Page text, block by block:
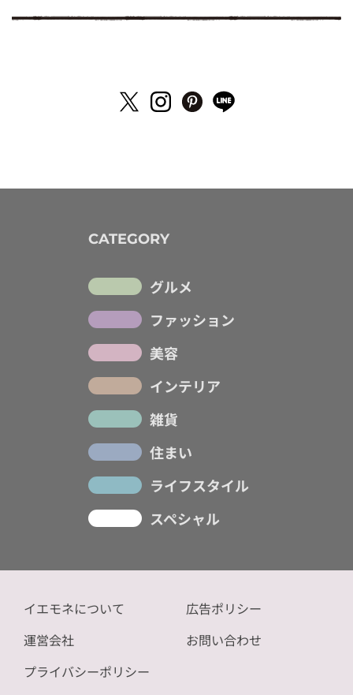
CATEGORY
グルメ
ファッション
美容
インテリア
雑貨
住まい
ライフスタイル
スペシャル
イエモネについて
運営会社
プライバシーポリシー
広告ポリシー
お問い合わせ